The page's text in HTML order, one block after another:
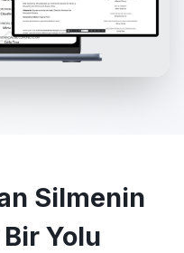
Silmenin
Bir Yolu